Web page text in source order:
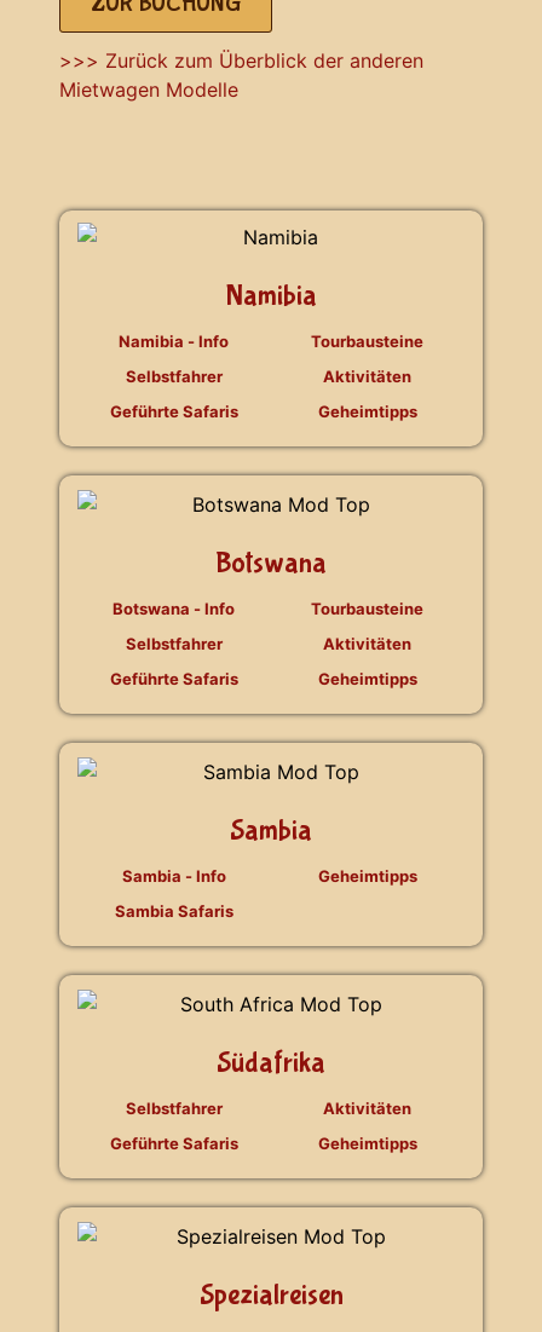
>>> Zurück zum Überblick der anderen
Mietwagen Modelle
Namibia
Namibia - Info
Selbstfahrer
Geführte Safaris
Tourbausteine
Aktivitäten
Geheimtipps
Botswana
Botswana - Info
Selbstfahrer
Geführte Safaris
Tourbausteine
Aktivitäten
Geheimtipps
Sambia
Sambia - Info
Sambia Safaris
Geheimtipps
Südafrika
Selbstfahrer
Geführte Safaris
Aktivitäten
Geheimtipps
Spezialreisen